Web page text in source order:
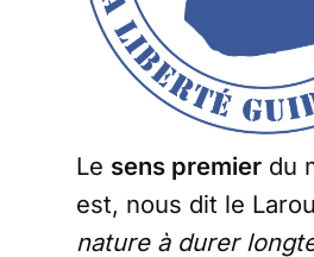
Le sens premier du
est, nous dit le
nature à durer